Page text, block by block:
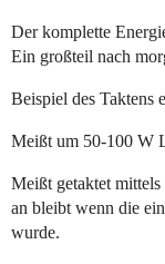
Der komplette
Ein großteil nach
Beispiel des Taktens
Meißt um 50-100 W
Meißt getaktet mittels
an bleibt wenn die
wurde.